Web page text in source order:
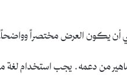
أن يكون العرض مختصراً
من دعمه. يجب استخدام لغة